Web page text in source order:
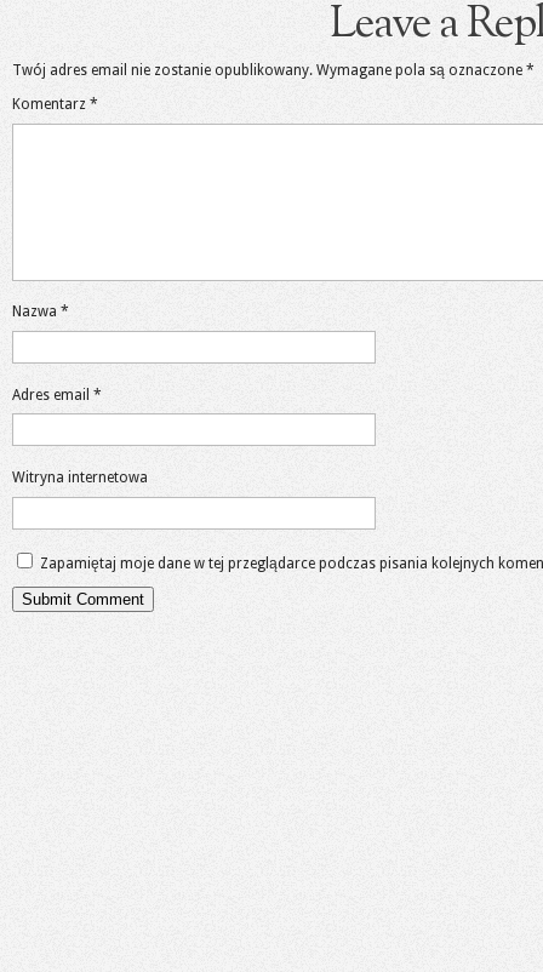
Leave a
Twój adres email nie zostanie opublikowany. Wymagane pola są oznaczone *
Komentarz *
Nazwa *
Adres email *
Witryna internetowa
Zapamiętaj moje dane w tej przeglądarce podczas pisania kolejnych